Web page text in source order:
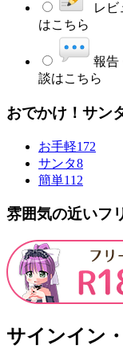
レビ
はこちら
報告
談はこちら
おでかけ！サン
お手軽172
サンタ8
簡単112
雰囲気の近いフ
サインイン